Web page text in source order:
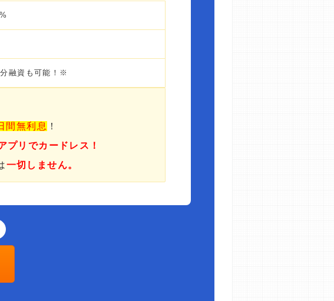
融資も可能！※
間無利息 ！
プリでカードレス！
一切しません。